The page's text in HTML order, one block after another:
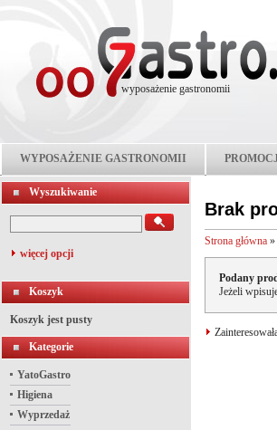
wyposażenie gastronomii
WYPOSAŻENIE GASTRONOMII
Wyszukiwanie
więcej opcji
Koszyk
Koszyk jest pusty
Kategorie
YatoGastro
Higiena
Wyprzedaż
Brak
Strona główna »
Podany
Jeżeli